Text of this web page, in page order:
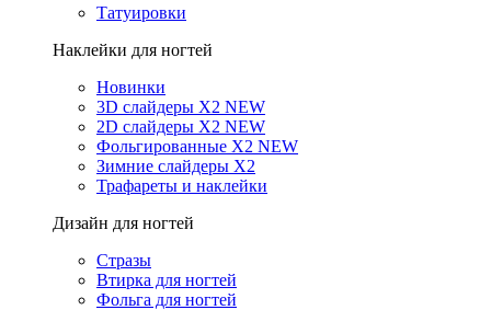
Татуировки
Наклейки для ногтей
Новинки
3D слайдеры X2 NEW
2D слайдеры X2 NEW
Фольгированные X2 NEW
Зимние слайдеры Х2
Трафареты и наклейки
Дизайн для ногтей
Стразы
Втирка для ногтей
Фольга для ногтей